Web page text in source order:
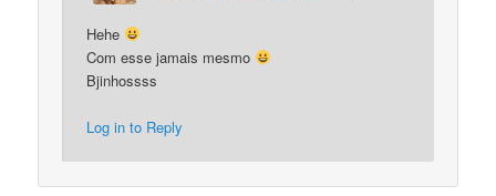
Hehe
Com esse jamais mesmo
Bjinhossss
Log in to Reply